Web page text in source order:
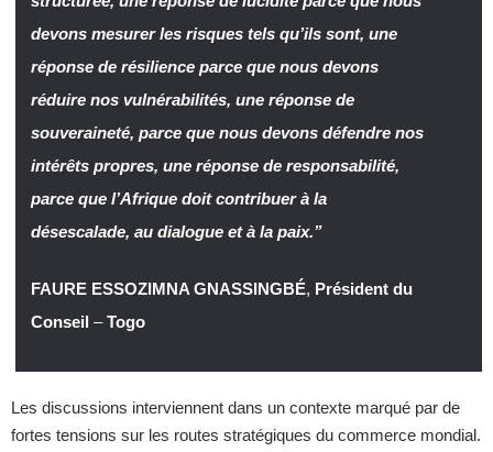
devons mesurer les risques tels qu’ils sont, une
réponse de résilience parce que nous devons
réduire nos vulnérabilités, une réponse de
souveraineté, parce que nous devons défendre nos
intérêts propres, une réponse de responsabilité,
parce que l’Afrique doit contribuer à la
désescalade, au dialogue et à la paix.”
FAURE ESSOZIMNA GNASSINGBÉ, Président du
Conseil –Togo
Les discussions interviennent dans un contexte marqué par de
fortes tensions sur les routes stratégiques du commerce mondial.